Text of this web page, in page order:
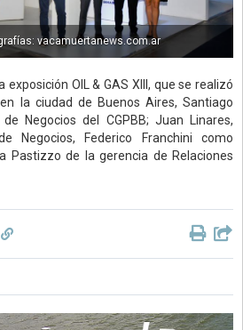
vacamuertanews.com.ar
OIL & GAS XIII, que se realizó
la ciudad de Buenos Aires, Santiago
Negocios del CGPBB; Juan Linares,
Negocios, Federico Franchini como
Pastizzo de la gerencia de Relaciones